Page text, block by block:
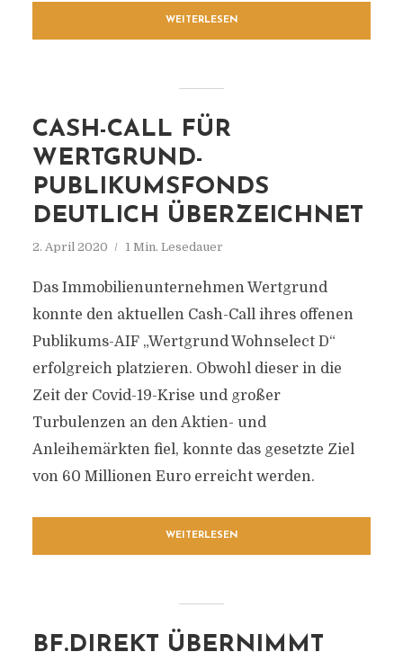
WEITERLESEN
CASH-CALL FÜR
WERTGRUND-
PUBLIKUMSFONDS
DEUTLICH ÜBERZEICHNET
2. April 2020 1 Min. Lesedauer
Das Immobilienunternehmen Wertgrund
konnte den aktuellen Cash-Call ihres offenen
Publikums-AIF „Wertgrund Wohnselect D“
erfolgreich platzieren. Obwohl dieser in die
Zeit der Covid-19-Krise und großer
Turbulenzen an den Aktien- und
Anleihemärkten fiel, konnte das gesetzte Ziel
von 60 Millionen Euro erreicht werden.
WEITERLESEN
BF.DIREKT ÜBERNIMMT